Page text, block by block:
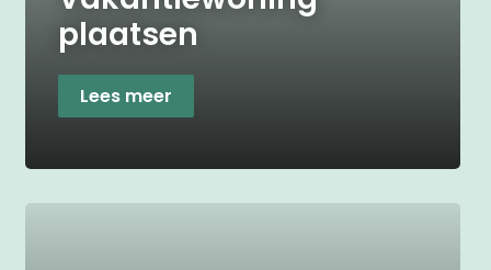
plaatsen
Lees meer